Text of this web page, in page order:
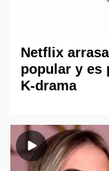
Netflix
popular y es
K-drama